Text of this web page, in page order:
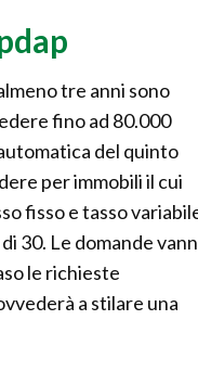
tre anni sono
fino ad 80.000
del quinto
per immobili il cui
fisso e tasso
30. Le domande
le richieste
a stilare una